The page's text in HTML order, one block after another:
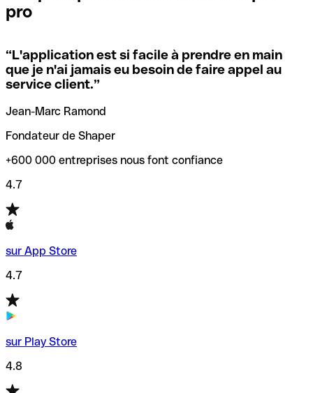
locales.
Si vous n'êtes pas sûr du code SWIFT que vous devriez
utiliser, nous avons développé un outil de recherche de
codes SWIFT par nom de banque.
vérification/recherche de codes SWIFT. Ainsi, vous pouvez
trouver et vérifier vos codes SWIFT avant de réaliser vos
transferts d’argent.
pro
“L'application est si facile à prendre en main
que je n'ai jamais eu besoin de faire appel au
service client.”
Jean-Marc Ramond
Fondateur de Shaper
+600 000 entreprises nous font confiance
4.7
sur App Store
4.7
sur Play Store
4.8